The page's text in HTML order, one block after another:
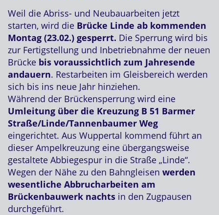
Weil die Abriss- und Neubauarbeiten jetzt
starten, wird die Brücke Linde ab kommenden
Montag (23.02.) gesperrt. Die Sperrung wird bis
zur Fertigstellung und Inbetriebnahme der neuen
Brücke bis voraussichtlich zum Jahresende
andauern. Restarbeiten im Gleisbereich werden
sich bis ins neue Jahr hinziehen.
Während der Brückensperrung wird eine
Umleitung über die Kreuzung B 51 Barmer
Straße/Linde/Tannenbaumer Weg
eingerichtet. Aus Wuppertal kommend führt an
dieser Ampelkreuzung eine übergangsweise
gestaltete Abbiegespur in die Straße „Linde“.
Wegen der Nähe zu den Bahngleisen werden
wesentliche Abbrucharbeiten am
Brückenbauwerk nachts in den Zugpausen
durchgeführt.